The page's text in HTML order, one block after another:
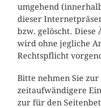
umgehend
dieser
bzw. gelöscht.
wird ohne jegliche
Rechtspflicht
Bitte nehmen Sie
zeitaufwändigere
zur für den